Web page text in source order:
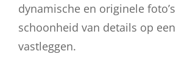
dynamische en originele
schoonheid van details op
vastleggen.